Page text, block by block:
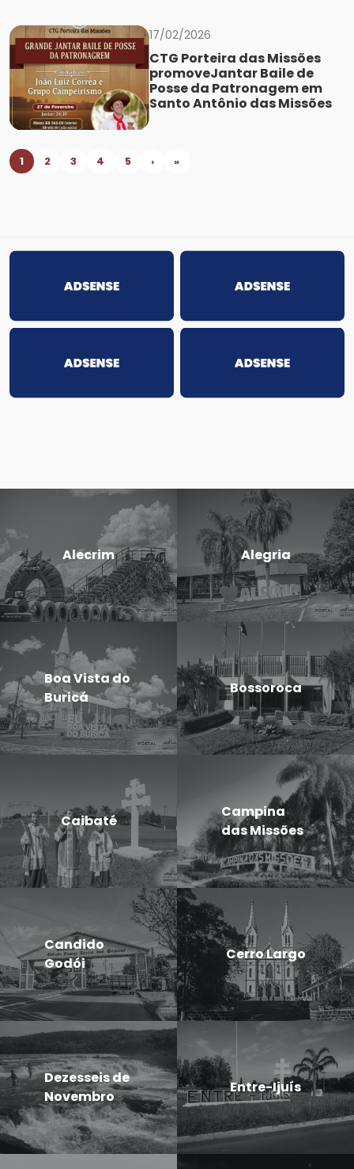
17/02/2026
CTG Porteira das Missões
promoveJantar Baile de
Posse da Patronagem em
Santo Antônio das Missões
1 2 3 4 5 › »
Alecrim Alegria
Boa Vista do
Buricá
Bossoroca
Caibaté
Campina
das Missões
Candido
Godói
Cerro Largo
Dezesseis de
Novembro
Entre-Ijuís